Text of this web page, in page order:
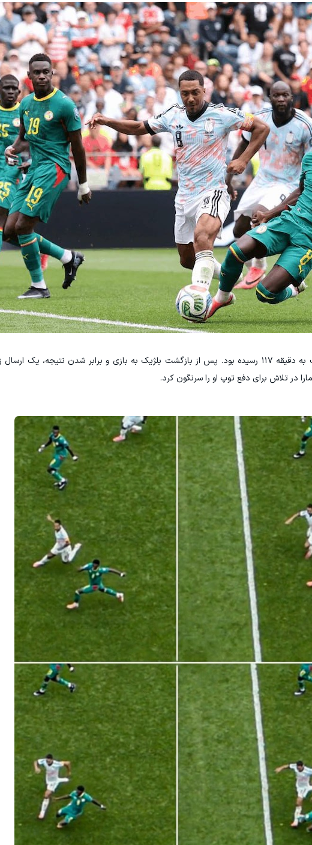
این اتفاق در حالی رخ داد که عقربه ساعت به دقیقه ۱۱۷ رسیده بود. پس از بازگشت بلژیک به بازی و برابر شدن نتیجه،
در تلاش برای دفع توپ او را سرنگون کرد.